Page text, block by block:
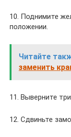
10. Поднимите
положении.
Читайте
заменить
11. Выверните
12. Сдвиньте